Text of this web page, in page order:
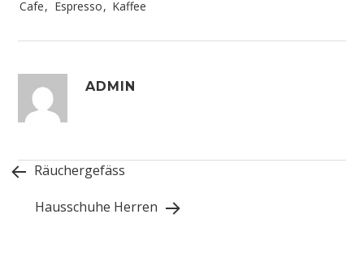
Cafe, Espresso, Kaffee
ADMIN
Räuchergefäss
Hausschuhe Herren